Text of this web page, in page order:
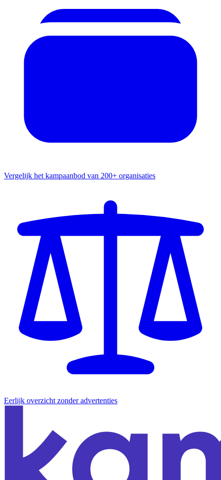
Vergelijk het kampaanbod van 200+ organisaties
Eerlijk overzicht zonder advertenties